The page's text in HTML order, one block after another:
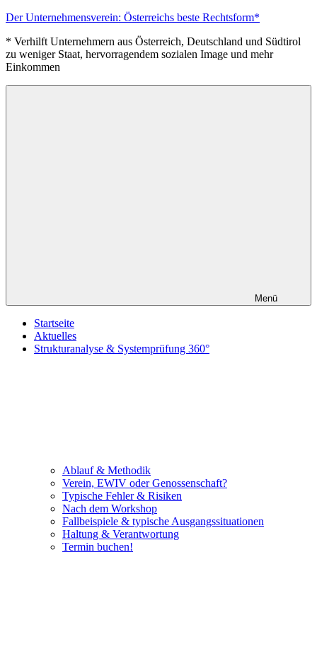
Zum
springen
Der Unternehmensverein: Österreichs beste Rechtsform*
* Verhilft Unternehmern aus Österreich, Deutschland und Südtirol
zu weniger Staat, hervorragendem sozialen Image und mehr
Einkommen
Menü
Startseite
Aktuelles
Strukturanalyse & Systemprüfung 360°
Ablauf & Methodik
Verein, EWIV oder Genossenschaft?
Typische Fehler & Risiken
Nach dem Workshop
Fallbeispiele & typische Ausgangssituationen
Haltung & Verantwortung
Termin buchen!